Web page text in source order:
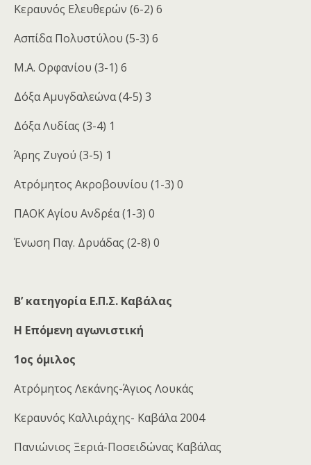
Κεραυνός Ελευθερών (6-2) 6
Ασπίδα Πολυστύλου (5-3) 6
Μ.Α. Ορφανίου (3-1) 6
Δόξα Αμυγδαλεώνα (4-5) 3
Δόξα Λυδίας (3-4) 1
Άρης Ζυγού (3-5) 1
Ατρόμητος Ακροβουνίου (1-3) 0
ΠΑΟΚ Αγίου Ανδρέα (1-3) 0
Ένωση Παγ. Δρυάδας (2-8) 0
Β’ κατηγορία Ε.Π.Σ. Καβάλας
Η Επόμενη αγωνιστική
1ος όμιλος
Ατρόμητος Λεκάνης-Άγιος Λουκάς
Κεραυνός Καλλιράχης- Καβάλα 2004
Πανιώνιος Ξεριά-Ποσειδώνας Καβάλας